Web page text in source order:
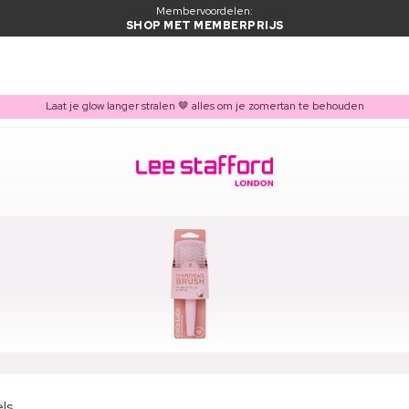
Membervoordelen:
SHOP MET MEMBERPRIJS
Laat je glow langer stralen 🤎 alles om je zomertan te behouden